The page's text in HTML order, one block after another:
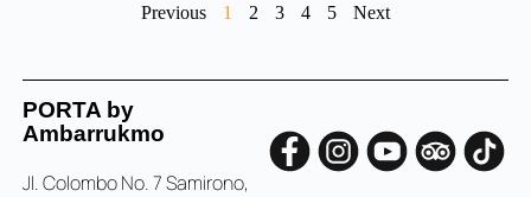
Previous 1 2 3 4 5 Next
PORTA by
Ambarrukmo
Jl. Colombo No. 7 Samirono,